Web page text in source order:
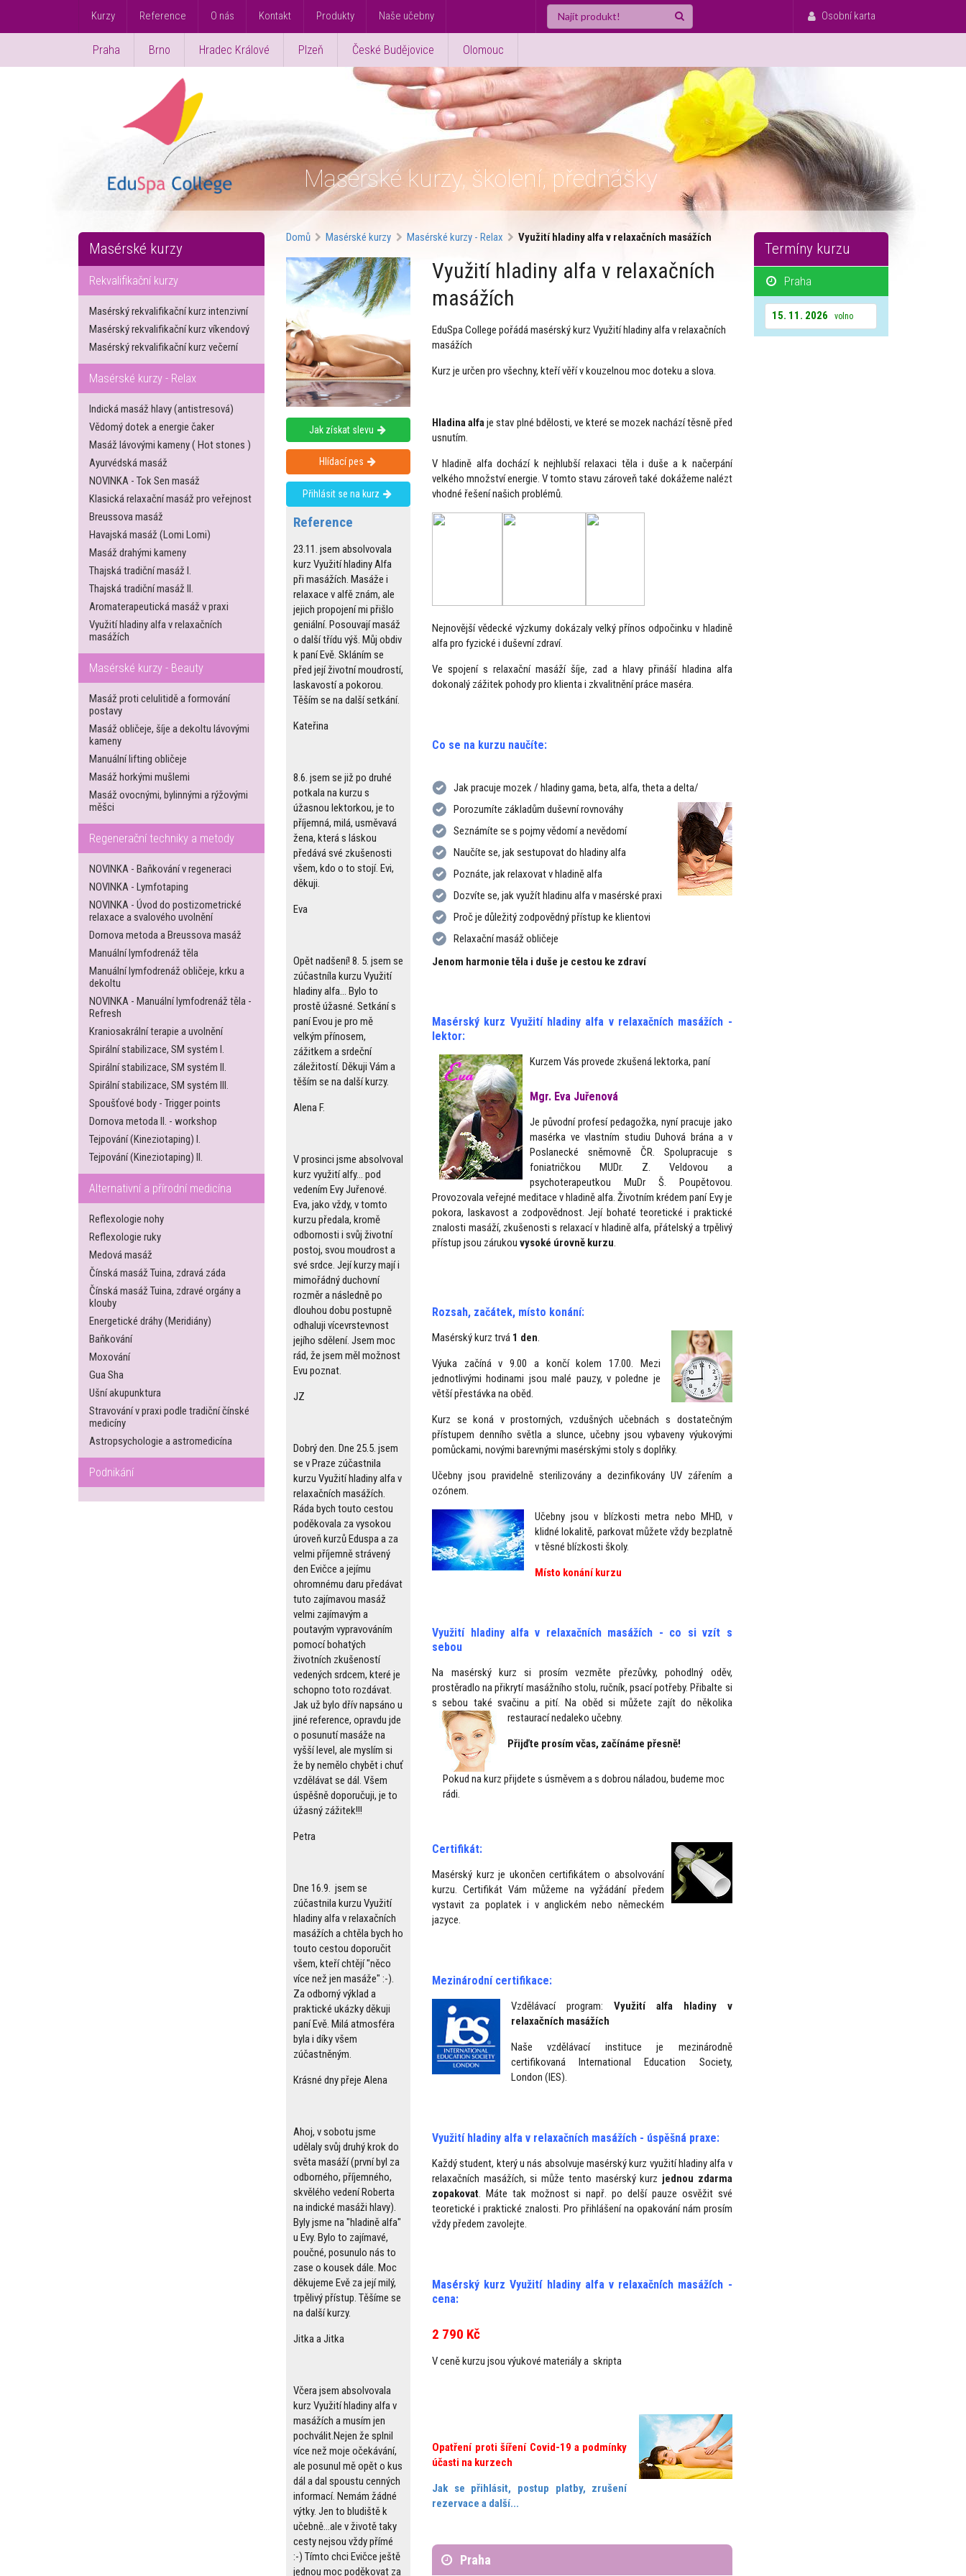
Kurzy Reference O nás Kontakt Produkty Naše učebny Osobní karta
Praha Brno Hradec Králové Plzeň České Budějovice Olomouc
Masérské kurzy, školení, přednášky
Masérské kurzy
Rekvalifikační kurzy
Masérský rekvalifikační kurz intenzivní
Masérský rekvalifikační kurz víkendový
Masérský rekvalifikační kurz večerní
Masérské kurzy - Relax
Indická masáž hlavy (antistresová)
Vědomý dotek a energie čaker
Masáž lávovými kameny ( Hot stones )
Ayurvédská masáž
NOVINKA - Tok Sen masáž
Klasická relaxační masáž pro veřejnost
Breussova masáž
Havajská masáž (Lomi Lomi)
Masáž drahými kameny
Thajská tradiční masáž I.
Thajská tradiční masáž II.
Aromaterapeutická masáž v praxi
Využití hladiny alfa v relaxačních
masážích
Masérské kurzy - Beauty
Masáž proti celulitidě a formování
postavy
Masáž obličeje, šíje a dekoltu lávovými
kameny
Manuální lifting obličeje
Masáž horkými mušlemi
Masáž ovocnými, bylinnými a rýžovými
měšci
Regenerační techniky a metody
NOVINKA - Baňkování v regeneraci
NOVINKA - Lymfotaping
NOVINKA - Úvod do postizometrické
relaxace a svalového uvolnění
Dornova metoda a Breussova masáž
Manuální lymfodrenáž těla
Manuální lymfodrenáž obličeje, krku a
dekoltu
NOVINKA - Manuální lymfodrenáž těla -
Refresh
Kraniosakrální terapie a uvolnění
Spirální stabilizace, SM systém I.
Spirální stabilizace, SM systém II.
Spirální stabilizace, SM systém III.
Spoušťové body - Trigger points
Dornova metoda II. - workshop
Tejpování (Kineziotaping) I.
Tejpování (Kineziotaping) II.
Alternativní a přírodní medicína
Reflexologie nohy
Reflexologie ruky
Medová masáž
Čínská masáž Tuina, zdravá záda
Čínská masáž Tuina, zdravé orgány a
klouby
Energetické dráhy (Meridiány)
Baňkování
Moxování
Gua Sha
Ušní akupunktura
Stravování v praxi podle tradiční čínské
medicíny
Astropsychologie a astromedicína
Podnikání
Domů Masérské kurzy Masérské kurzy - Relax Využití hladiny alfa v relaxačních masážích
Jak získat slevu
Hlídací pes
Přihlásit se na kurz
Reference
23.11. jsem absolvovala
kurz Využití hladiny Alfa
při masážích. Masáže i
relaxace v alfě znám, ale
jejich propojení mi přišlo
geniální. Posouvají masáž
o další třídu výš. Můj obdiv
k paní Evě. Skláním se
před její životní moudrostí,
laskavostí a pokorou.
Těším se na další setkání.
Kateřina
8.6. jsem se již po druhé
potkala na kurzu s
úžasnou lektorkou, je to
příjemná, milá, usměvavá
žena, která s láskou
předává své zkušenosti
všem, kdo o to stojí. Evi,
děkuji.
Eva
Opět nadšení! 8. 5. jsem se
zúčastníla kurzu Využití
hladiny alfa... Bylo to
prostě úžasné. Setkání s
paní Evou je pro mě
velkým přínosem,
zážitkem a srdeční
záležitostí. Děkuji Vám a
těším se na další kurzy.
Alena F.
V prosinci jsme absolvoval
kurz využití alfy... pod
vedením Evy Juřenové.
Eva, jako vždy, v tomto
kurzu předala, kromě
odbornosti i svůj životní
postoj, svou moudrost a
své srdce. Její kurzy mají i
mimořádný duchovní
rozměr a následně po
dlouhou dobu postupně
odhaluji vícevrstevnost
jejího sdělení. Jsem moc
rád, že jsem měl možnost
Evu poznat.
JZ
Dobrý den. Dne 25.5. jsem
se v Praze zúčastnila
kurzu Využití hladiny alfa v
relaxačních masážích.
Ráda bych touto cestou
poděkovala za vysokou
úroveň kurzů Eduspa a za
velmi příjemně strávený
den Evičce a jejímu
ohromnému daru předávat
tuto zajímavou masáž
velmi zajímavým a
poutavým vypravováním
pomocí bohatých
životních zkušeností
vedených srdcem, které je
schopno toto rozdávat.
Jak už bylo dřív napsáno u
jiné reference, opravdu jde
o posunutí masáže na
vyšší level, ale myslím si
že by nemělo chybět i chuť
vzdělávat se dál. Všem
úspěšně doporučuji, je to
úžasný zážitek!!!
Petra
Dne 16.9. jsem se
zúčastnila kurzu Využití
hladiny alfa v relaxačních
masážích a chtěla bych ho
touto cestou doporučit
všem, kteří chtějí "něco
více než jen masáže" :-).
Za odborný výklad a
praktické ukázky děkuji
paní Evě. Milá atmosféra
byla i díky všem
zúčastněným.
Krásné dny přeje Alena
Ahoj, v sobotu jsme
udělaly svůj druhý krok do
světa masáží (první byl za
odborného, příjemného,
skvělého vedení Roberta
na indické masáži hlavy).
Byly jsme na "hladině alfa"
u Evy. Bylo to zajímavé,
poučné, posunulo nás to
zase o kousek dále. Moc
děkujeme Evě za její milý,
trpělivý přístup. Těšíme se
na další kurzy.
Jitka a Jitka
Včera jsem absolvovala
kurz Využití hladiny alfa v
masážích a musím jen
pochválit.Nejen že splnil
více než moje očekávání,
ale posunul mě opět o kus
dál a dal spoustu cenných
informací. Nemám žádné
výtky. Jen to bludiště k
učebně...ale v životě taky
cesty nejsou vždy přímé
:-) Tímto chci Evičce ještě
jednou moc poděkovat za
Využití hladiny alfa v relaxačních
masážích
EduSpa College pořádá masérský kurz Využití hladiny alfa v relaxačních
masážích
Kurz je určen pro všechny, kteří věří v kouzelnou moc doteku a slova.
Hladina alfaje stav plné bdělosti, ve které se mozek nachází těsně před
usnutím.
V hladině alfa dochází k nejhlubší relaxaci těla i duše a k načerpání
velkého množství energie. V tomto stavu zároveň také dokážeme nalézt
vhodné řešení našich problémů.
Nejnovější vědecké výzkumy dokázaly velký přínos odpočinku v hladině
alfa pro fyzické i duševní zdraví.
Ve spojení s relaxační masáží šíje, zad a hlavy přináší hladina alfa
dokonalý zážitek pohody pro klienta i zkvalitnění práce maséra.
Co se na kurzu naučíte:
Jak pracuje mozek / hladiny gama, beta, alfa, theta a delta/
Porozumíte základům duševní rovnováhy
Seznámíte se s pojmy vědomí a nevědomí
Naučíte se, jak sestupovat do hladiny alfa
Poznáte, jak relaxovat v hladině alfa
Dozvíte se, jak využít hladinu alfa v masérské praxi
Proč je důležitý zodpovědný přístup ke klientovi
Relaxační masáž obličeje
Jenom harmonie těla i duše je cestou ke zdraví
Masérský kurz Využití hladiny alfa v relaxačních masážích -
lektor:
Kurzem Vás provede zkušená lektorka, paní
Mgr. Eva Juřenová
Je původní profesí pedagožka, nyní pracuje jako
masérka ve vlastním studiu Duhová brána a v
Poslanecké sněmovně ČR. Spolupracuje s
foniatričkou MUDr. Z. Veldovou a
psychoterapeutkou MuDr Š. Poupětovou.
Provozovala veřejné meditace v hladině alfa. Životním krédem paní Evy je
pokora, laskavost a zodpovědnost. Její bohaté teoretické i praktické
znalosti masáží, zkušenosti s relaxací v hladině alfa, přátelský a trpělivý
přístup jsou zárukouvysoké úrovně kurzu.
Rozsah, začátek, místo konání:
Masérský kurz trvá 1 den
Výuka začíná v 9.00 a končí kolem 17.00. Mezi
jednotlivými hodinami jsou malé pauzy, v poledne je
větší přestávka na oběd.
Kurz se koná v prostorných, vzdušných učebnách s dostatečným
přístupem denního světla a slunce, učebny jsou vybaveny výukovými
pomůckami, novými barevnými masérskými stoly s doplňky.
Učebny jsou pravidelně sterilizovány a dezinfikovány UV zářením a
ozónem.
Učebny jsou v blízkosti metra nebo MHD, v
klidné lokalitě, parkovat můžete vždy bezplatně
v těsné blízkosti školy.
Místo konání kurzu
Využití hladiny alfa v relaxačních masážích - co si vzít s
sebou
Na masérský kurz si prosím vezměte přezůvky, pohodlný oděv,
prostěradlo na přikrytí masážního stolu, ručník, psací potřeby. Přibalte si
s sebou také svačinu a pití. Na oběd si můžete zajít do několika
restaurací nedaleko učebny.
Pokud na kurz přijdete s úsměvem a s dobrou náladou, budeme moc
rádi.
Přijďte prosím včas, začínáme přesně!
Certifikát:
Masérský kurz je ukončen certifikátem o absolvování
kurzu. Certifikát Vám můžeme na vyžádání předem
vystavit za poplatek i v anglickém nebo německém
jazyce.
Mezinárodní certifikace:
Vzdělávací program: Využití alfa hladiny v
relaxačních masážích
Naše vzdělávací instituce je mezinárodně
certifikovaná International Education Society,
London (IES).
Využití hladiny alfa v relaxačních masážích - úspěšná praxe:
Každý student, který u nás absolvuje masérský kurz využití hladiny alfa v
relaxačních masážích, si může tento masérský kurz jednou zdarma
zopakovat. Máte tak možnost si např. po delší pauze osvěžit své
teoretické i praktické znalosti. Pro přihlášení na opakování nám prosím
vždy předem zavolejte.
Masérský kurz Využití hladiny alfa v relaxačních masážích -
cena:
2 790 Kč
V ceně kurzu jsou výukové materiály a skripta
Opatření proti šíření Covid-19 a podmínky
účasti na kurzech
Jak se přihlásit, postup platby, zrušení
rezervace a další...
Praha
Termíny kurzu
Praha
15. 11. 2026 volno